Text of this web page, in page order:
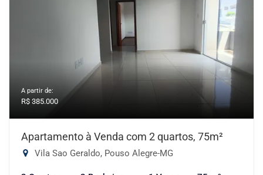
A partir de:
R$ 385.000
Apartamento à Venda com 2 quartos, 75m²
Vila Sao Geraldo, Pouso Alegre-MG